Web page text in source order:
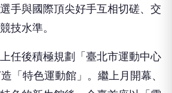
手與國際頂尖好手互相切磋、交
技水準。
任後積極規劃「臺北市運動中心
「特色運動館」。繼上月開幕、